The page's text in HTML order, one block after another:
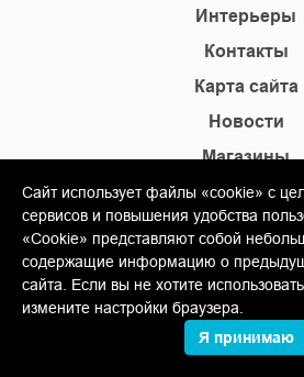
Интерьеры
Контакты
Карта сайта
Новости
Магазины
+7(495) 445-42-80
+7(905) 555-02-09
info@shopkm.ru
© Copyright 2013-2026 KERAMA
Сайт использует файлы «cookie» с
сервисов и повышения удобства
«Cookie» представляют собой
содержащие информацию о
сайта. Если вы не хотите
измените настройки браузера.
Я принимаю